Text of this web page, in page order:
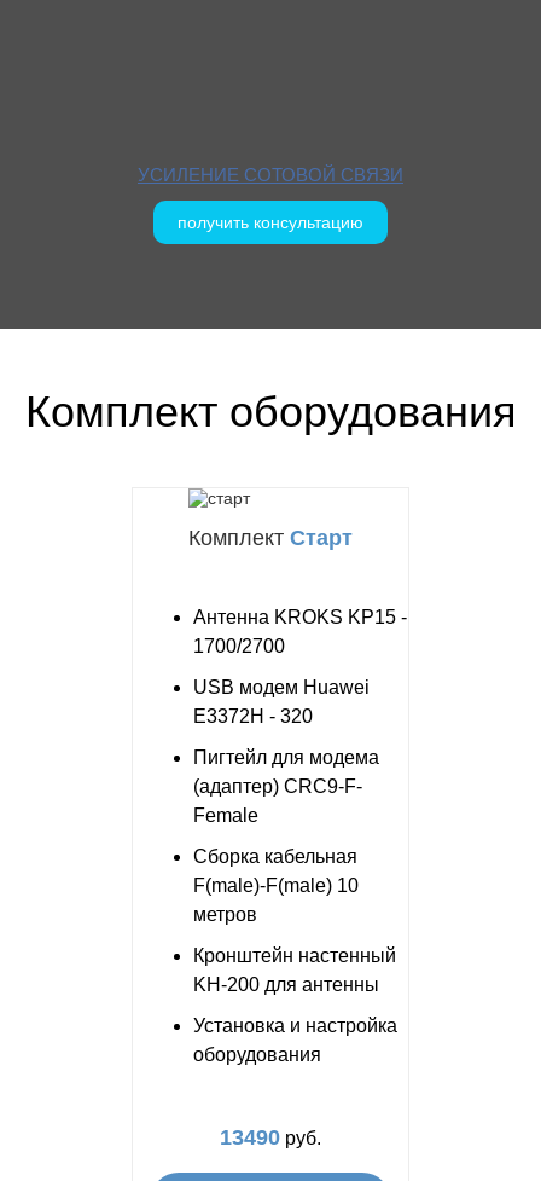
УСИЛЕНИЕ СОТОВОЙ СВЯЗИ
получить консультацию
Комплект оборудования
Комплект Старт
Антенна KROKS KP15 -
1700/2700
USB модем Huawei
E3372H - 320
Пигтейл для модема
(адаптер) CRC9-F-
Female
Сборка кабельная
F(male)-F(male) 10
метров
Кронштейн настенный
KH-200 для антенны
Установка и настройка
оборудования
13490 руб.